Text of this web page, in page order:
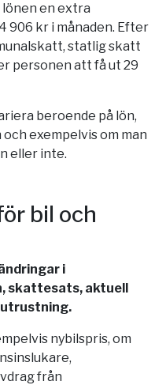
en extra
906 kr i månaden. Efter
statlig skatt
personen att få ut 29
beroende på lön,
exempelvis om man
eller inte.
bil och
i
skattesats, aktuell
nybilspris, om
från